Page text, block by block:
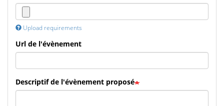
Upload requirements
Url de l'évènement
Descriptif de l'évènement proposé